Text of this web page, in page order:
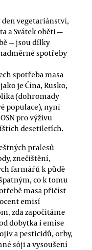
den vegetariánství,
a Svátek oběti —
— jsou dílky
spotřeby
spotřeba masa
je Čína, Rusko,
(dohromady
populace), nyní
pro výživu
desetiletích.
pralesů
znečištění,
farmářů k půdě
co k tomu
masa přičíst
emisí
zda započítáme
dobytka i emise
a pesticidů, orby,
sóji a vysoušení